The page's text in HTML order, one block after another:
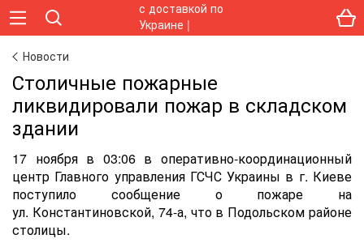
Новости
Столичные пожарные
ликвидировали пожар в складском
здании
17 ноября в 03:06 в оперативно-координационный
центр Главного управления ГСЧС Украины в г. Киеве
поступило сообщение о пожаре на
ул. Константиновской, 74-а, что в Подольском районе
столицы.